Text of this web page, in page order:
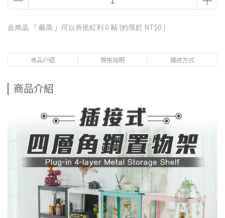
此商品 「 最高 」可以折抵紅利 0 點 (約等於 NT$0 )
商品介紹 規格說明 運送方式
商品介紹